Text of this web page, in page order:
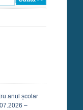
anul școlar
–